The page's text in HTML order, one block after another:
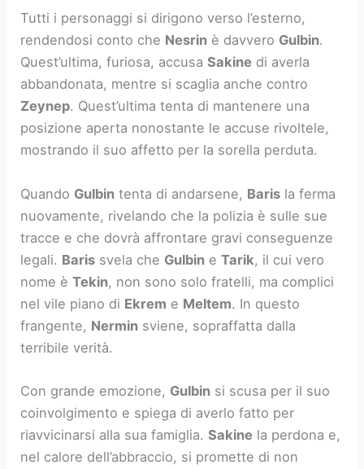
Tutti i personaggi si dirigono verso l’esterno,
rendendosi conto che Nesrin è davvero Gulbin.
Quest’ultima, furiosa, accusaSakine di averla
abbandonata, mentre si scaglia anche contro
Zeynep. Quest’ultima tenta di mantenere una
posizione aperta nonostante le accuse rivoltele,
mostrando il suo affetto per la sorella perduta.
Quando Gulbin tenta di andarsene, Baris la ferma
nuovamente, rivelando che la polizia è sulle sue
tracce e che dovrà affrontare gravi conseguenze
legali. Baris svela che Gulbin eTarik, il cui vero
nome èTekin, non sono solo fratelli, ma complici
nel vile piano di Ekrem e Meltem. In questo
frangente, Nermin sviene, sopraffatta dalla
terribile verità.
Con grande emozione, Gulbin si scusa per il suo
coinvolgimento e spiega di averlo fatto per
riavvicinarsi alla sua famiglia.Sakine la perdona e,
nel calore dell’abbraccio, si promette di non